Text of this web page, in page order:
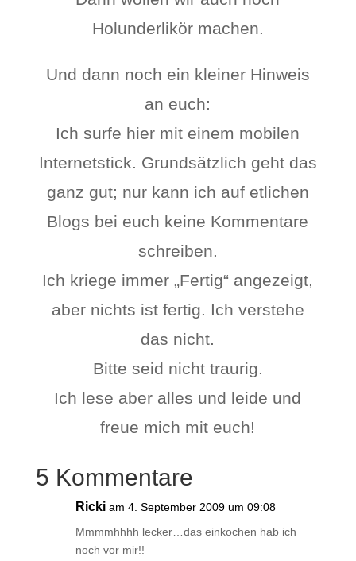
Holunderlikör machen.
Und dann noch ein kleiner Hinweis
an euch:
Ich surfe hier mit einem mobilen
Internetstick. Grundsätzlich geht das
ganz gut; nur kann ich auf etlichen
Blogs bei euch keine Kommentare
schreiben.
Ich kriege immer „Fertig“ angezeigt,
aber nichts ist fertig. Ich verstehe
das nicht.
Bitte seid nicht traurig.
Ich lese aber alles und leide und
freue mich mit euch!
5 Kommentare
Ricki am 4. September 2009 um 09:08
Mmmmhhhh lecker…das einkochen hab ich
noch vor mir!!